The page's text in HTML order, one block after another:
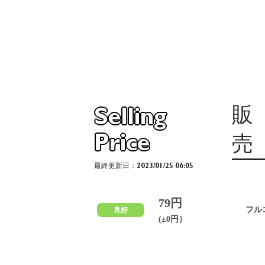
Selling
Price
販
売
最終更新日：2023/01/25 06:05
良好
79円
(±0円）
フル